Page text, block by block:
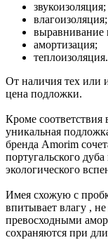
звукоизоляция;
влагоизоляция;
выравнивание
амортизация;
теплоизоляция.
От наличия тех или
цена подложки.
Кроме
уникальная
бренда Amorim
португальского
экологического
Имея схожую с
впитывает влагу , не
превосходными
сохраняются при